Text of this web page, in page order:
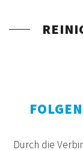
Durch die